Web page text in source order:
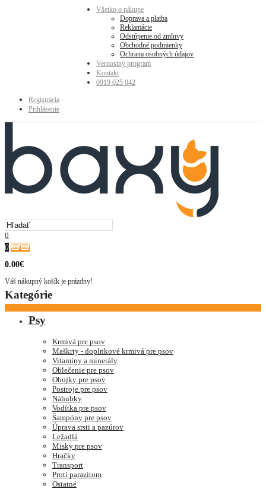
Všetko o nákupe
Doprava a platba
Reklamácie
Odstúpenie od zmluvy
Obchodné podmienky
Ochrana osobných údajov
Vernostný program
Kontakt
0919 025 042
Registrácia
Prihlásenie
0
0
0.00€
Váš nákupný košík je prázdny!
Kategórie
Psy
Krmivá pre psov
Maškrty - doplnkové krmivá pre psov
Vitamíny a minerály
Oblečenie pre psov
Obojky pre psov
Postroje pre psov
Náhubky
Vodítka pre psov
Šampóny pre psov
Úprava srsti a pazúrov
Ležadlá
Misky pre psov
Hračky
Transport
Proti parazitom
Ostatné